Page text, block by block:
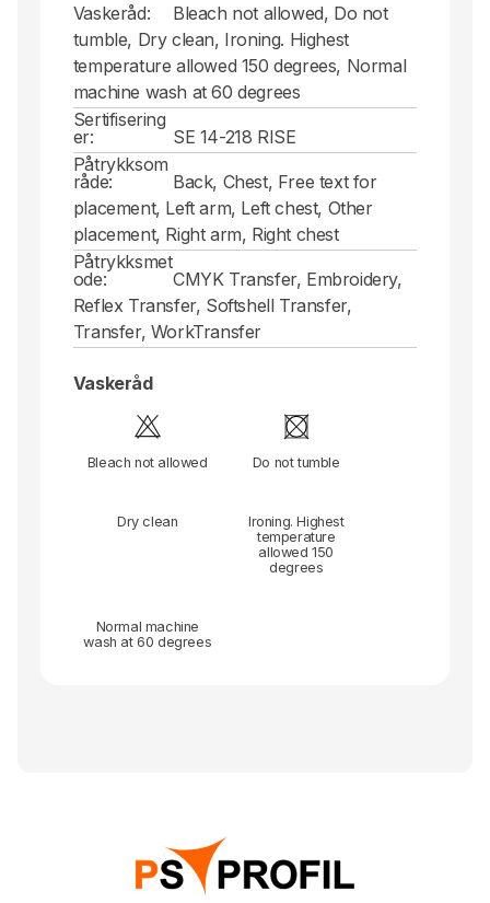
Vaskeråd:
Bleach not allowed, Do not
tumble, Dry clean, Ironing. Highest
temperature allowed 150 degrees, Normal
machine wash at 60 degrees
Sertifisering
er:
SE 14-218 RISE
Påtrykksom
råde:
Back, Chest, Free text for
placement, Left arm, Left chest, Other
placement, Right arm, Right chest
Påtrykksmet
ode:
CMYK Transfer, Embroidery,
Reflex Transfer, Softshell Transfer,
Transfer, WorkTransfer
Vaskeråd
Bleach not allowed Do not tumble
Dry clean
Ironing. Highest
temperature
allowed 150
degrees
Normal machine
wash at 60 degrees